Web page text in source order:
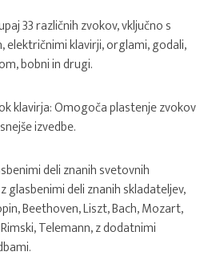
33 različnih zvokov, vključno s
električnimi klavirji, orglami, godali,
bobni in drugi.
klavirja: Omogoča plastenje zvokov
izvedbe.
deli znanih svetovnih
glasbenimi deli znanih skladateljev,
Beethoven, Liszt, Bach, Mozart,
Telemann, z dodatnimi